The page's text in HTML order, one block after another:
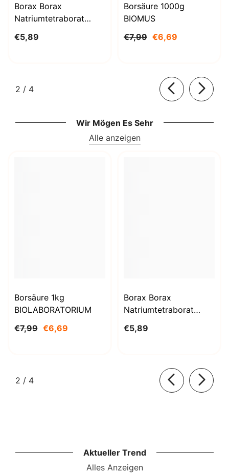
Borax Borax
Natriumtetraborat
STANLAB
€5,89
Borsäure 1000g
BIOMUS
€7,99 €6,69
2 / von
4
Wir Mögen Es Sehr
Alle anzeigen
Borsäure 1kg
BIOLABORATORIUM
€7,99 €6,69
Borax Borax
Natriumtetraborat
BioLaboratorium
€5,89
2 / von
4
Aktueller Trend
Alles Anzeigen